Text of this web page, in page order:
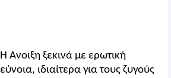
Η Άνοιξη ξεκινά με ερωτική
εύνοια, ιδιαίτερα για τους ζυγούς